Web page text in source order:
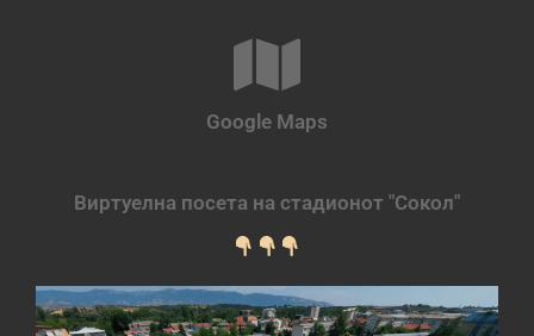
Google Maps
Виртуелна посета на стадионот "Сокол"